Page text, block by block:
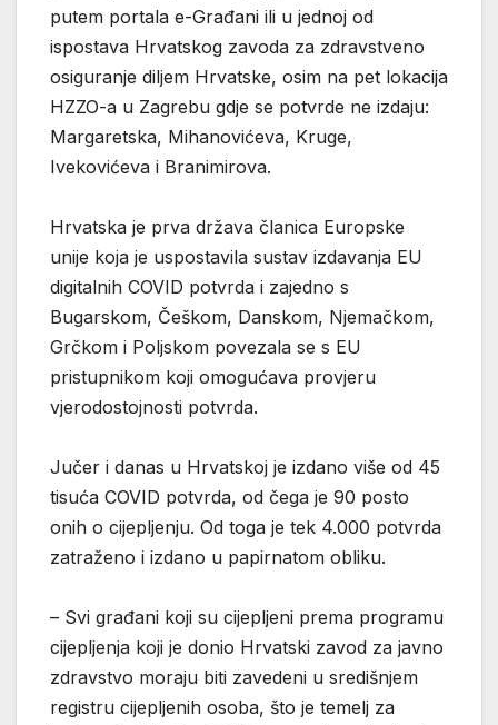
putem portala e-Građani ili u jednoj od
ispostava Hrvatskog zavoda za zdravstveno
osiguranje diljem Hrvatske, osim na pet lokacija
HZZO-a u Zagrebu gdje se potvrde ne izdaju:
Margaretska, Mihanovićeva, Kruge,
Ivekovićeva i Branimirova.
Hrvatska je prva država članica Europske
unije koja je uspostavila sustav izdavanja EU
digitalnih COVID potvrda i zajedno s
Bugarskom, Češkom, Danskom, Njemačkom,
Grčkom i Poljskom povezala se s EU
pristupnikom koji omogućava provjeru
vjerodostojnosti potvrda.
Jučer i danas u Hrvatskoj je izdano više od 45
tisuća COVID potvrda, od čega je 90 posto
onih o cijepljenju. Od toga je tek 4.000 potvrda
zatraženo i izdano u papirnatom obliku.
– Svi građani koji su cijepljeni prema programu
cijepljenja koji je donio Hrvatski zavod za javno
zdravstvo moraju biti zavedeni u središnjem
registru cijepljenih osoba, što je temelj za